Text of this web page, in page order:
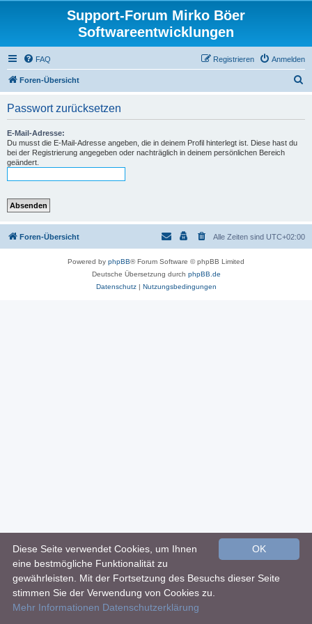
Support-Forum Mirko Böer
Softwareentwicklungen
FAQ Anmelden
Registrieren
Foren-Übersicht
Passwort zurücksetzen
E-Mail-Adresse:
Du musst die E-Mail-Adresse angeben, die in deinem Profil hinterlegt ist. Diese hast du
bei der Registrierung angegeben oder nachträglich in deinem persönlichen Bereich
geändert.
Foren-Übersicht Alle Zeiten sind UTC+02:00
Powered by phpBB® Forum Software © phpBB Limited
Deutsche Übersetzung durch phpBB.de
Datenschutz| Nutzungsbedingungen
OK
Diese Seite verwendet Cookies, um Ihnen
eine bestmögliche Funktionalität zu
gewährleisten. Mit der Fortsetzung des Besuchs dieser Seite
stimmen Sie der Verwendung von Cookies zu.
Mehr Informationen Datenschutzerklärung